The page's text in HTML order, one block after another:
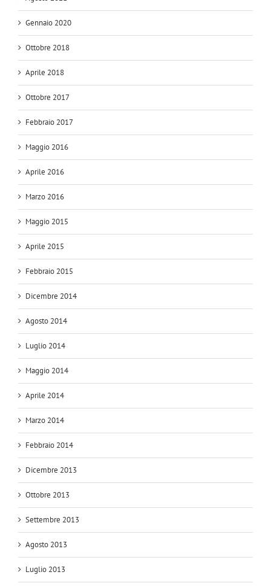
Gennaio 2020
Ottobre 2018
Aprile 2018
Ottobre 2017
Febbraio 2017
Maggio 2016
Aprile 2016
Marzo 2016
Maggio 2015
Aprile 2015
Febbraio 2015
Dicembre 2014
Agosto 2014
Luglio 2014
Maggio 2014
Aprile 2014
Marzo 2014
Febbraio 2014
Dicembre 2013
Ottobre 2013
Settembre 2013
Agosto 2013
Luglio 2013